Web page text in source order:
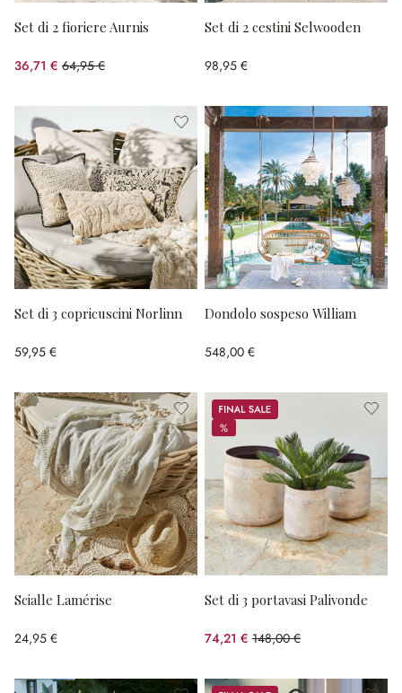
Set di 2 fioriere Aurnis
36,71 € 64,95 €
(risparmio 43.48%)
Set di 2 cestini Selwooden
98,95 €
Set di 3 copricuscini Norlinn
59,95 €
Dondolo sospeso William
548,00 €
Scialle Lamérise
24,95 €
Sale
%
%
Set di 3 portavasi Palivonde
74,21 € 148,00 €
(risparmio 49.86%)